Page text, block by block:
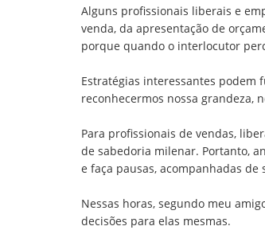
Alguns profissionais liberais e
venda, da apresentação de
porque quando o interlocutor
Estratégias interessantes podem
reconhecermos nossa grandeza,
Para profissionais de vendas,
de sabedoria milenar. Portanto,
e faça pausas, acompanhadas
Nessas horas, segundo meu
decisões para elas mesmas.